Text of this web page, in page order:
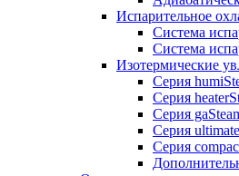
Испарительное
Система
Система
Изотермические
Серия
Серия
Серия
Серия
Серия